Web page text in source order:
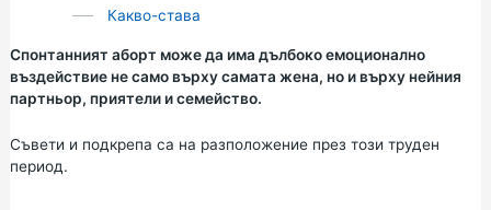
Какво-става
Спонтанният аборт може да има дълбоко емоционално
въздействие не само върху самата жена, но и върху нейния
партньор, приятели и семейство.
Съвети и подкрепа са на разположение през този труден
период.